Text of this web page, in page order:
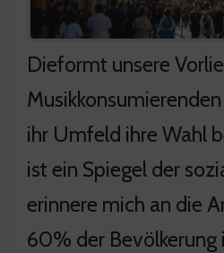
Dieformt unsere
ihr Umfeld ihre Wahl
ist ein Spiegel der
erinnere mich an die
60% der Bevölkerung